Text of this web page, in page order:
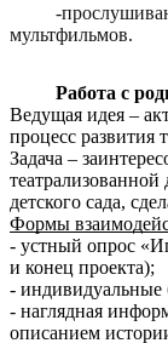
-
мультфильмов.
Работа с
Ведущая идея –
процесс развития
Задача –
театрализованной
детского сада,
Формы
- устный опрос
и конец проекта);
- индивидуальные
- наглядная
описанием